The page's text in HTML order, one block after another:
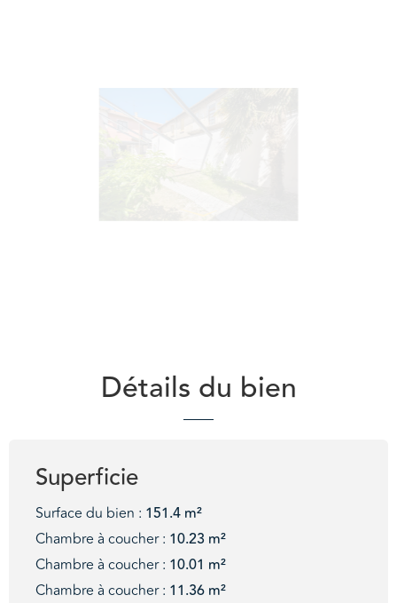
Détails du bien
Superficie
Surface du bien : 151.4 m²
Chambre à coucher : 10.23 m²
Chambre à coucher : 10.01 m²
Chambre à coucher : 11.36 m²